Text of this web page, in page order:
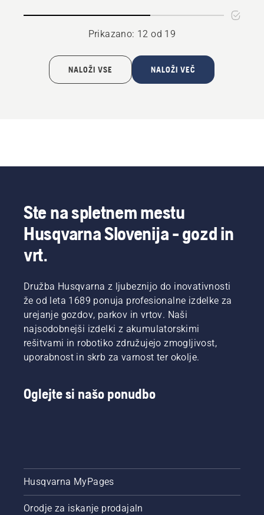
mini
3/8"
mini
Prikazano: 12 od 19
NALOŽI VSE NALOŽI VEČ
Ste na spletnem mestu
Husqvarna Slovenija - gozd in
vrt.
Družba Husqvarna z ljubeznijo do inovativnosti
že od leta 1689 ponuja profesionalne izdelke za
urejanje gozdov, parkov in vrtov. Naši
najsodobnejši izdelki z akumulatorskimi
rešitvami in robotiko združujejo zmogljivost,
uporabnost in skrb za varnost ter okolje.
Oglejte si našo ponudbo
Husqvarna MyPages
Orodje za iskanje prodajaln